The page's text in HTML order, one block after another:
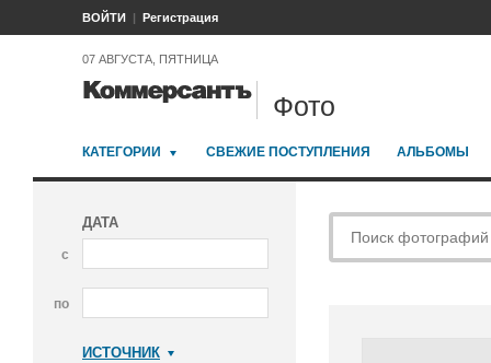
ВОЙТИ Регистрация
07 АВГУСТА, ПЯТНИЦА
Фото
КАТЕГОРИИ СВЕЖИЕ ПОСТУПЛЕНИЯ АЛЬБОМЫ
ДАТА
с
по
ИСТОЧНИК